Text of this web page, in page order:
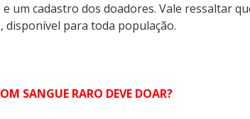
um cadastro dos doadores. Vale ressaltar
disponível para toda população.
SANGUE RARO DEVE DOAR?